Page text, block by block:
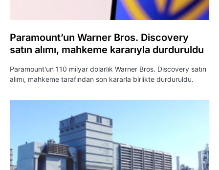
Paramount’un Warner Bros. Discovery
satın alımı, mahkeme kararıyla durduruldu
Paramount'un 110 milyar dolarlık Warner Bros. Discovery satın
alımı, mahkeme tarafından son kararla birlikte durduruldu.